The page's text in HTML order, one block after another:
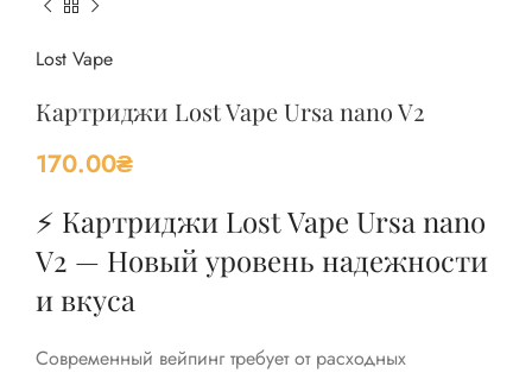
Lost Vape
Картриджи Lost Vape Ursa nano V2
170.00₴
⚡️ Картриджи Lost Vape Ursa nano
V2 — Новый уровень надежности
и вкуса
Современный вейпинг требует от расходных